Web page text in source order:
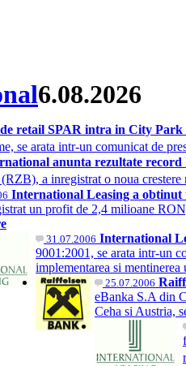
6.08.2026
retail SPAR intra in City Park
se arata intr-un comunicat de
anunta rezultate record
a inregistrat o noua
International Leasing a
un profit de 2,4 milioane
31.07.2006 International
9001:2001, se arata intr-un
implementarea si
25.07.2006
eBanka S.A din
Ceha si Austria,